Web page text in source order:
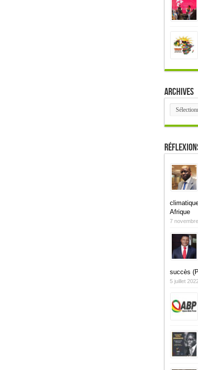
Archives
Archives
Afrique
7
succès
5 juillet